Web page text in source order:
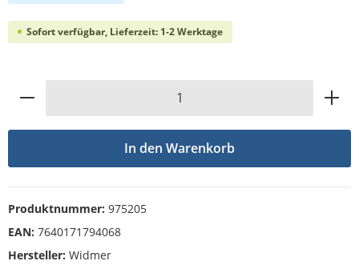
Sofort verfügbar, Lieferzeit: 1-2 Werktage
Produkt Anzahl: Gib den gewünschten
In den Warenkorb
Produktnummer: 975205
EAN: 7640171794068
Hersteller: Widmer